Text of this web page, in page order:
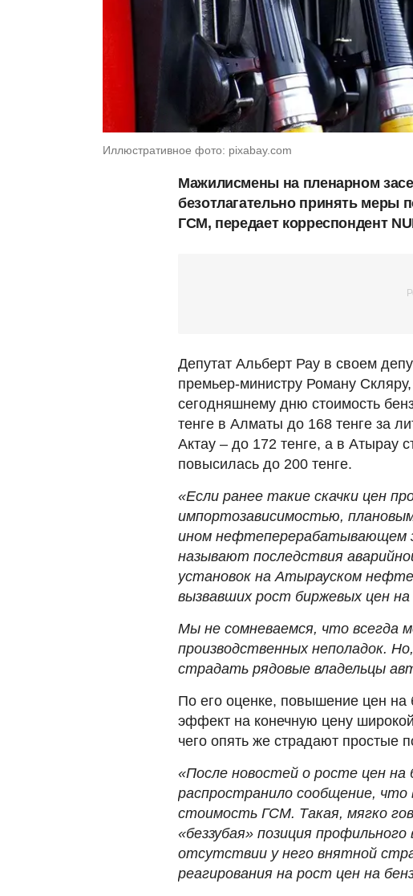
Иллюстративное фото: pixabay.com
Мажилисмены на пленарном
безотлагательно принять меры
ГСМ, передает корреспондент
Депутат Альберт Рау в своем
премьер-министру Роману
сегодняшнему дню стоимость
тенге в Алматы до 168 тенге за
Актау – до 172 тенге, а в Атырау
повысилась до 200 тенге.
«Если ранее такие скачки цен
импортозависимостью,
ином нефтеперерабатывающем
называют последствия
установок на Атырауском
вызвавших рост биржевых цен на
Мы не сомневаемся, что всегда
производственных неполадок.
страдать рядовые владельцы
По его оценке, повышение цен на
эффект на конечную цену
чего опять же страдают простые
«После новостей о росте цен
распространило сообщение,
стоимость ГСМ. Такая, мягко
«беззубая» позиция
отсутствии у него внятной
реагирования на рост цен на